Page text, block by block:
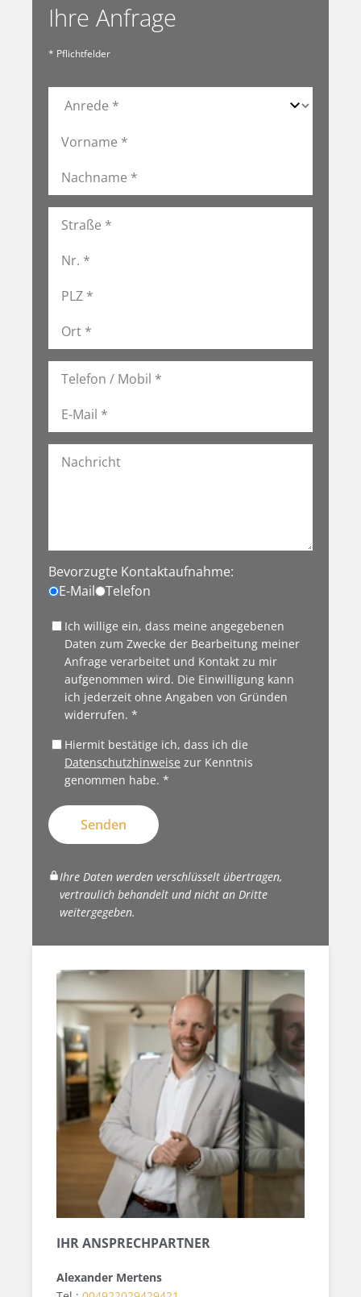
Ihre Anfrage
* Pflichtfelder
Bevorzugte Kontaktaufnahme:
E-Mail
Telefon
Ich willige ein, dass meine angegebenen
Daten zum Zwecke der Bearbeitung meiner
Anfrage verarbeitet und Kontakt zu mir
aufgenommen wird. Die Einwilligung kann
ich jederzeit ohne Angaben von Gründen
widerrufen. *
Hiermit bestätige ich, dass ich die
Datenschutzhinweise zur Kenntnis
genommen habe. *
Senden
Ihre Daten werden verschlüsselt übertragen,
vertraulich behandelt und nicht an Dritte
weitergegeben.
IHR ANSPRECHPARTNER
Alexander Mertens